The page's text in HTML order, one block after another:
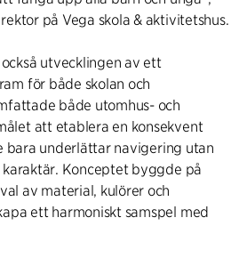
rektor på Vega skola & aktivitetshus.
utvecklingen av ett
för både skolan och
både utomhus- och
att etablera en konsekvent
bara underlättar navigering utan
karaktär. Konceptet byggde på
av material, kulörer och
ett harmoniskt samspel med